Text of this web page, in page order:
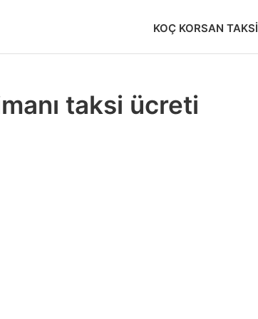
KOÇ KORSAN TAKSI
taksi ücreti